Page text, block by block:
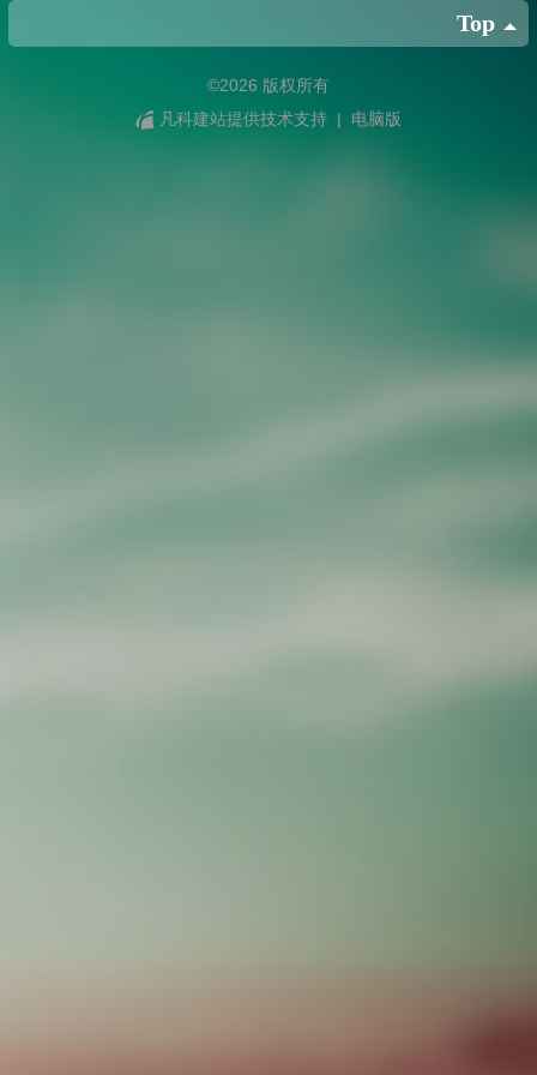
Top
©2026 版权所有
凡科建站提供技术支持 | 电脑版